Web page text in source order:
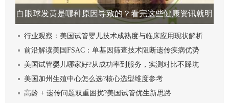
白眼球发黄是哪种原因导致的？看完这些健康资讯就明
白！
行业观察：美国试管婴儿技术成熟度与临床应用现状解析
前沿解读美国FSAC：单基因筛查技术阻断遗传疾病优势
美国试管婴儿哪家好?从成功率到服务，实测对比不踩坑
美国加州生殖中心怎么选?核心选型维度参考
高龄 + 遗传问题双重困扰?美国试管优生新思路